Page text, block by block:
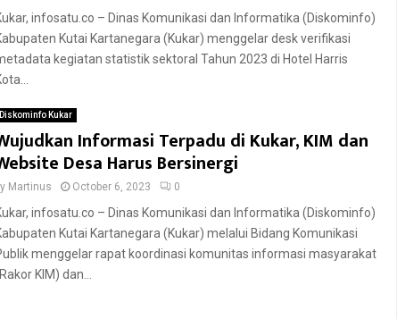
infosatu.co – Dinas Komunikasi dan Informatika (Diskominfo)
Kutai Kartanegara (Kukar) menggelar desk verifikasi
kegiatan statistik sektoral Tahun 2023 di Hotel Harris
Diskominfo Kukar
Informasi Terpadu di Kukar, KIM dan
Desa Harus Bersinergi
Martinus October 6, 2023 0
infosatu.co – Dinas Komunikasi dan Informatika (Diskominfo)
Kutai Kartanegara (Kukar) melalui Bidang Komunikasi
menggelar rapat koordinasi komunitas informasi masyarakat
KIM) dan...